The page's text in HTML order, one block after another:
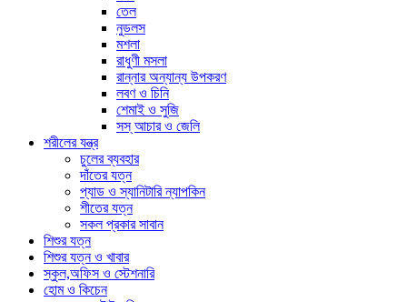
তেল
নুডলস
মশলা
রাধুণী মসলা
রান্নার অন্যান্য উপকরণ
লবণ ও চিনি
শেমাই ও সুজি
সস্ আচার ও জেলি
শরীলের যন্ত্র
চুলের ব্যবহার
দাঁতের যত্ন
প্যাড ও স্যানিটারি ন্যাপকিন
শীতের যত্ন
সকল প্রকার সাবান
শিশুর যত্ন
শিশুর যত্ন ও খাবার
স্কুল,অফিস ও স্টেশনারি
হোম ও কিচেন